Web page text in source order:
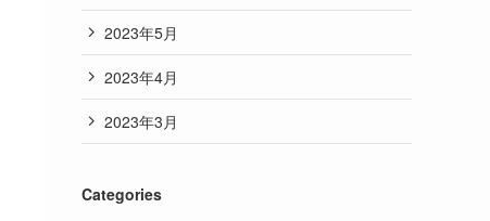
2023年5月
2023年4月
2023年3月
Categories